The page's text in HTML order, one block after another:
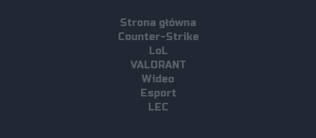
Strona główna
Counter-Strike
LoL
VALORANT
Wideo
Esport
LEC